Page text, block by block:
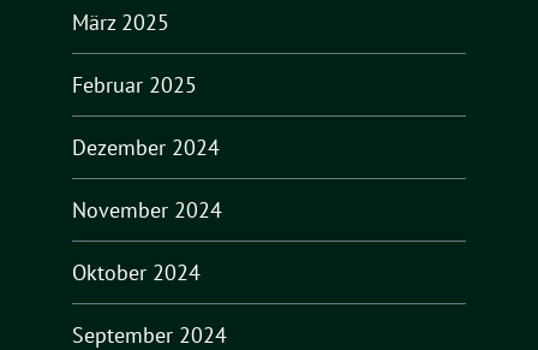
März 2025
Februar 2025
Dezember 2024
November 2024
Oktober 2024
September 2024